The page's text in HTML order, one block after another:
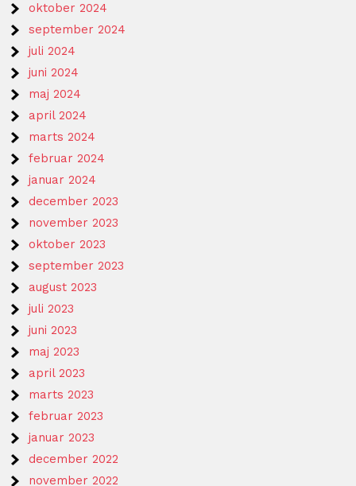
oktober 2024
september 2024
juli 2024
juni 2024
maj 2024
april 2024
marts 2024
februar 2024
januar 2024
december 2023
november 2023
oktober 2023
september 2023
august 2023
juli 2023
juni 2023
maj 2023
april 2023
marts 2023
februar 2023
januar 2023
december 2022
november 2022